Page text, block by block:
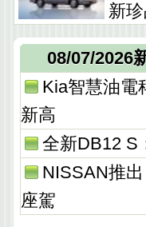
新
08/07/2026
Kia智慧油電
新高
全新DB12 S
NISSAN推
座駕